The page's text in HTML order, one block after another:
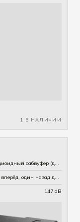
1 В НАЛИЧИИ
Активный кардиоидный сабвуфер (два драйвера)
2× 21" LF (один вперёд, один назад для подавления тыла)
147 dB